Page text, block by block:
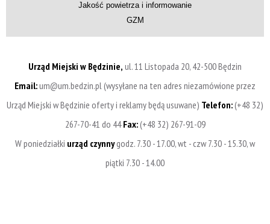
Jakość powietrza i informowanie
GZM
Urząd Miejski w Będzinie, ul. 11 Listopada 20, 42-500 Będzin
Email:um@um.bedzin.pl (wysyłane na ten adres niezamówione przez
Urząd Miejski w Będzinie oferty i reklamy będą usuwane) Telefon:(+48 32)
267-70-41 do 44Fax:(+48 32) 267-91-09
W poniedziałki urząd czynnygodz. 7.30 - 17.00, wt - czw 7.30 - 15.30, w
piątki 7.30 - 14.00